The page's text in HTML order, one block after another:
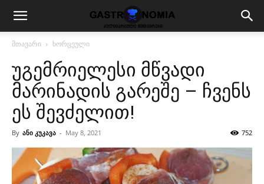
მთავარი ხორცეული
უგემრიელესი მწვადი
მარინადის გარეშე – ჩვენს
ეს შევძელით!
By ანი კუკავა - May 8, 2021 752